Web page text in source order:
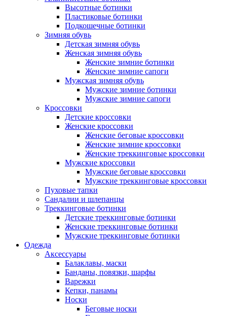
Высотные ботинки
Пластиковые ботинки
Подкошечные ботинки
Зимняя обувь
Детская зимняя обувь
Женская зимняя обувь
Женские зимние ботинки
Женские зимние сапоги
Мужская зимняя обувь
Мужские зимние ботинки
Мужские зимние сапоги
Кроссовки
Детские кроссовки
Женские кроссовки
Женские беговые кроссовки
Женские зимние кроссовки
Женские треккинговые кроссовки
Мужские кроссовки
Мужские беговые кроссовки
Мужские треккинговые кроссовки
Пуховые тапки
Сандалии и шлепанцы
Треккинговые ботинки
Детские треккинговые ботинки
Женские треккинговые ботинки
Мужские треккинговые ботинки
Одежда
Аксессуары
Балаклавы, маски
Банданы, повязки, шарфы
Варежки
Кепки, панамы
Носки
Беговые носки